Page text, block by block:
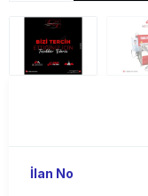
İlan No